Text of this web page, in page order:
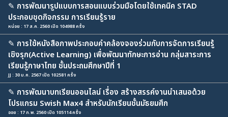
✎ การพัฒนารูปแบบการสอนแบบร่วมมือโดยใช้เทคนิค STAD
ประกอบชุดกิจกรรม การเรียนรู้ราย
หน่อย : 17 ส.ค. 2560 เปิด 104988 ครั้ง
✎ การใช้หนังสือภาพประกอบคำคล้องจองร่วมกับการจัดการเรียนรู้
เชิงรุก(Active Learning) เพื่อพัฒนาทักษะการอ่าน กลุ่มสาระการ
เรียนรู้ภาษาไทย ชั้นประถมศึกษาปีที่ 1
JJ : 30 ม.ค. 2567 เปิด 102581 ครั้ง
✎ การพัฒนาบทเรียนออนไลน์ เรื่อง สร้างสรรค์งานนำเสนอด้วย
โปรแกรม Swish Max4 สำหรับนักเรียนชั้นมัธยมศึก
ออย : 17 ก.พ. 2560 เปิด 105114 ครั้ง